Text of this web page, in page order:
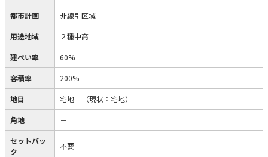
都市計画 非線引区域
用途地域 ２種中高
建ぺい率 60%
容積率 200%
地目 宅地 （現状：宅地）
角地 －
セットバッ
ク
不要